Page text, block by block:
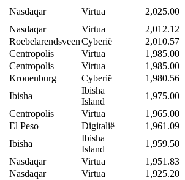
Nasdaqar Virtua
2,025.00
Nasdaqar Virtua
2,012.12
RoebelarendsveenCyberië
2,010.57
Centropolis Virtua
1,985.00
Centropolis Virtua
1,985.00
Kronenburg Cyberië
1,980.56
Ibisha
Ibisha
Island
1,975.00
Centropolis Virtua
1,965.00
El Peso Digitalië
1,961.09
Ibisha
Ibisha
Island
1,959.50
Nasdaqar Virtua
1,951.83
Nasdaqar Virtua
1,925.20